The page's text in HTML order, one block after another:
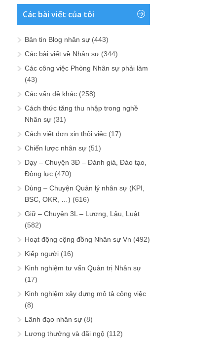
Các bài viết của tôi
Bản tin Blog nhân sự (443)
Các bài viết về Nhân sự (344)
Các công việc Phòng Nhân sự phải làm
(43)
Các vấn đề khác (258)
Cách thức tăng thu nhập trong nghề
Nhân sự (31)
Cách viết đơn xin thôi việc (17)
Chiến lược nhân sự (51)
Dạy – Chuyện 3Đ – Đánh giá, Đào tạo,
Động lực (470)
Dùng – Chuyện Quản lý nhân sự (KPI,
BSC, OKR, …) (616)
Giữ – Chuyện 3L – Lương, Lậu, Luật
(582)
Hoạt động cộng đồng Nhân sự Vn (492)
Kiếp người (16)
Kinh nghiệm tư vấn Quản trị Nhân sự
(17)
Kinh nghiệm xây dựng mô tả công việc
(8)
Lãnh đạo nhân sự (8)
Lương thưởng và đãi ngộ (112)